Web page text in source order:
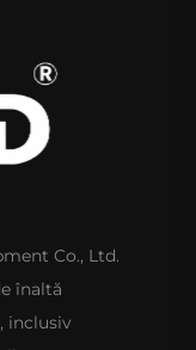
Co., Ltd.
înaltă
inclusiv